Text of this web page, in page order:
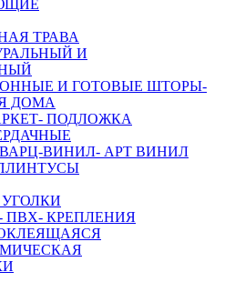
ТРАВА
И
И ГОТОВЫЕ ШТОРЫ-
ДОМА
ПОДЛОЖКА
ВИНИЛ- АРТ ВИНИЛ
КРЕПЛЕНИЯ